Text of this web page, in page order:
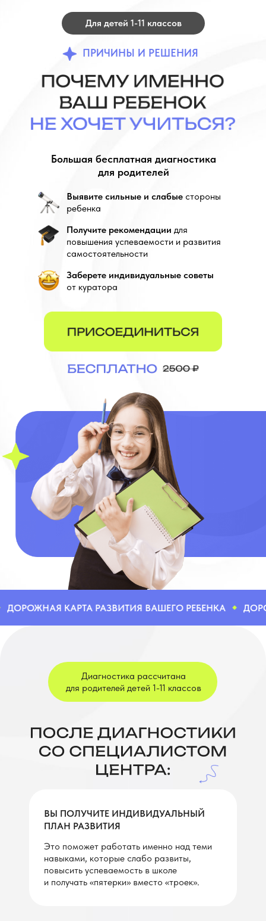
Большая бесплатная диагностика
для родителей
Выявите сильные и слабые стороны
ребенка
Получите рекомендации для
повышения успеваемости и развития
самостоятельности
Для детей 1-11 классов
Заберете индивидуальные советы
от куратора
ПРИЧИНЫ И РЕШЕНИЯ
КАРТА РАЗВИТИЯ ВАШЕГО РЕБЕНКА
Диагностика рассчитана
для родителей детей 1-11 классов
ВЫ ПОЛУЧИТЕ ИНДИВИДУАЛЬНЫЙ
ПЛАН РАЗВИТИЯ
Это поможет работать именно над теми
навыками, которые слабо развиты,
повысить успеваемость в школе
и получать «пятерки» вместо «троек».